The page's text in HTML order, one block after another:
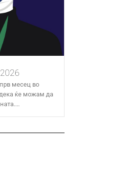
месец во
ќе можам да